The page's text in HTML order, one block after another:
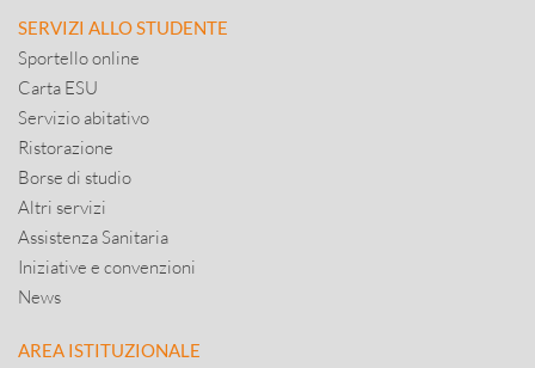
SERVIZI ALLO STUDENTE
Sportello online
Carta ESU
Servizio abitativo
Ristorazione
Borse di studio
Altri servizi
Assistenza Sanitaria
Iniziative e convenzioni
News
AREA ISTITUZIONALE